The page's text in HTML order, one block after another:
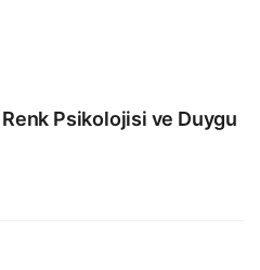
Psikolojisi ve Duygu